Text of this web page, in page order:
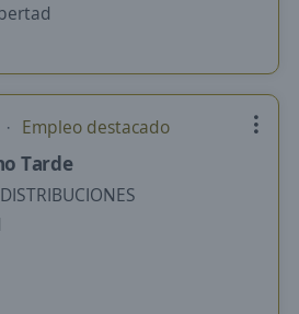
Empleo destacado
Tarde